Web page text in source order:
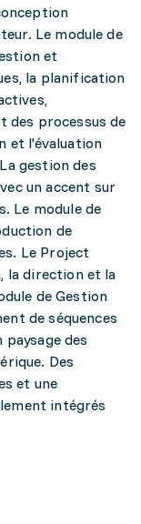
Le module de
et
la planification
des processus de
et l'évaluation
gestion des
un accent sur
Le module de
de
Le Project
la direction et la
de Gestion
de séquences
des
Des
et une
intégrés